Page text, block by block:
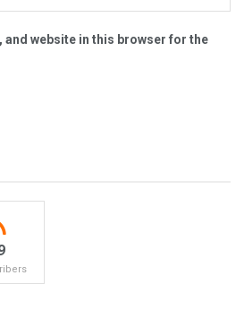
and website in this browser for the